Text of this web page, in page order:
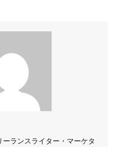
ランスライター・マーケタ